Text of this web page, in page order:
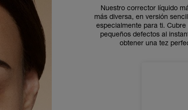
Nuestro corrector líquido
más diversa, en versión
especialmente para ti.
pequeños defectos al
obtener una tez